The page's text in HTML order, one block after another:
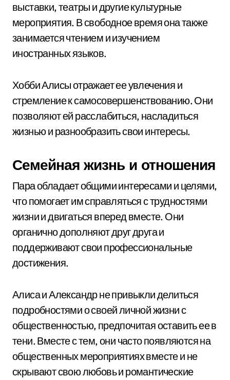
выставки, театры и другие культурные
мероприятия. В свободное время она также
занимается чтением и изучением
иностранных языков.
Хобби Алисы отражает ее увлечения и
стремление к самосовершенствованию. Они
позволяют ей расслабиться, насладиться
жизнью и разнообразить свои интересы.
Семейная жизнь и отношения
Пара обладает общими интересами и целями,
что помогает им справляться с трудностями
жизни и двигаться вперед вместе. Они
органично дополняют друг друга и
поддерживают свои профессиональные
достижения.
Алиса и Александр не привыкли делиться
подробностями о своей личной жизни с
общественностью, предпочитая оставить ее в
тени. Вместе с тем, они часто появляются на
общественных мероприятиях вместе и не
скрывают свою любовь и романтические